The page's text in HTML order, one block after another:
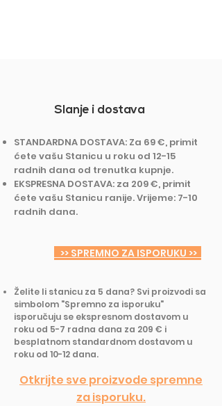
Slanje i dostava
STANDARDNA DOSTAVA: Za 69 €, primit
ćete vašu Stanicu u roku od 12-15
radnih dana od trenutka kupnje.
EKSPRESNA DOSTAVA: za 209 €, primit
ćete vašu Stanicu ranije. Vrijeme: 7-10
radnih dana.
>> SPREMNO ZA ISPORUKU >>
Želite li stanicu za 5 dana? Svi proizvodi sa
simbolom "Spremno za isporuku"
isporučuju se ekspresnom dostavom u
roku od 5-7 radna dana za 209 € i
besplatnom standardnom dostavom u
roku od 10-12 dana.
Otkrijte sve proizvode spremne
za isporuku.